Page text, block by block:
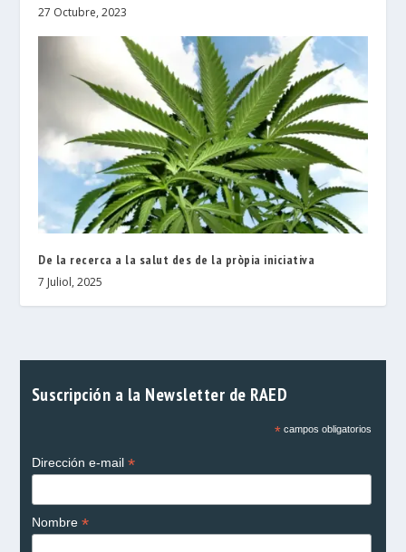
27 Octubre, 2023
De la recerca a la salut des de la pròpia iniciativa
7 Juliol, 2025
Suscripción a la Newsletter de RAED
*campos obligatorios
Dirección e-mail *
Nombre *